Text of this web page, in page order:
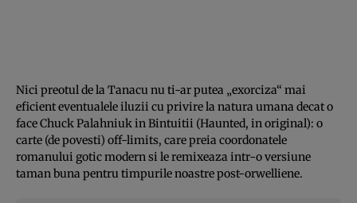
Nici preotul de la Tanacu nu ti-ar putea „exorciza“ mai
eficient eventualele iluzii cu privire la natura umana decat o
face Chuck Palahniuk in Bintuitii (Haunted, in original): o
carte (de povesti) off-limits, care preia coordonatele
romanului gotic modern si le remixeaza intr-o versiune
taman buna pentru timpurile noastre post-orwelliene.